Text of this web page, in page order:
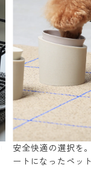
安全快適の選択を
ートになったペッ